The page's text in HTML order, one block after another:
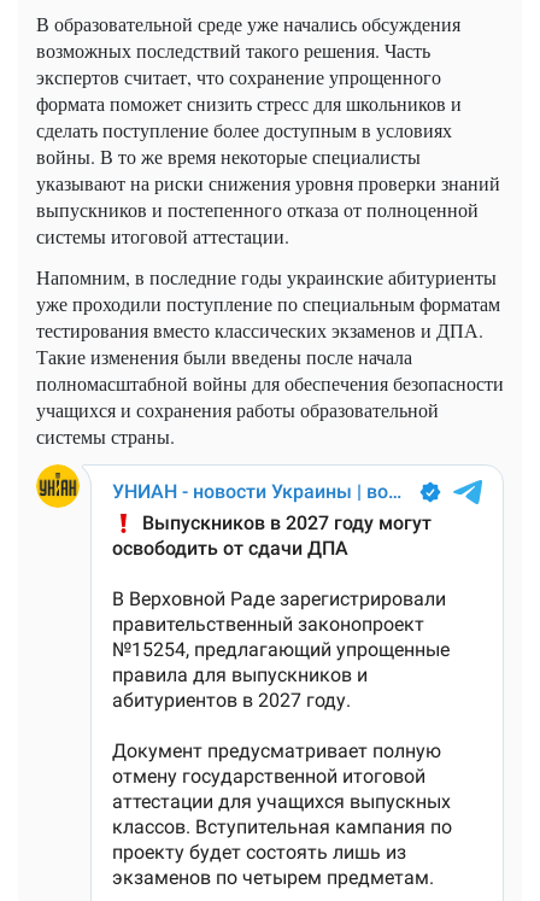
В образовательной среде уже начались обсуждения
возможных последствий такого решения. Часть
экспертов считает, что сохранение упрощенного
формата поможет снизить стресс для школьников и
сделать поступление более доступным в условиях
войны. В то же время некоторые специалисты
указывают на риски снижения уровня проверки знаний
выпускников и постепенного отказа от полноценной
системы итоговой аттестации.
Напомним, в последние годы украинские абитуриенты
уже проходили поступление по специальным форматам
тестирования вместо классических экзаменов и ДПА.
Такие изменения были введены после начала
полномасштабной войны для обеспечения безопасности
учащихся и сохранения работы образовательной
системы страны.